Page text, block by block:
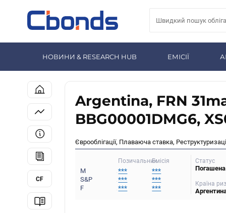
НОВИНИ & RESEARCH HUB ЕМІСІЇ
CF
Argentina, FRN
BBG00001DMG6,
Єврооблігації, Плаваюча ставка,
Емісія
Позичальник
M ***
***
S&P
***
***
F
***
***
Статус
Погашена
Країна